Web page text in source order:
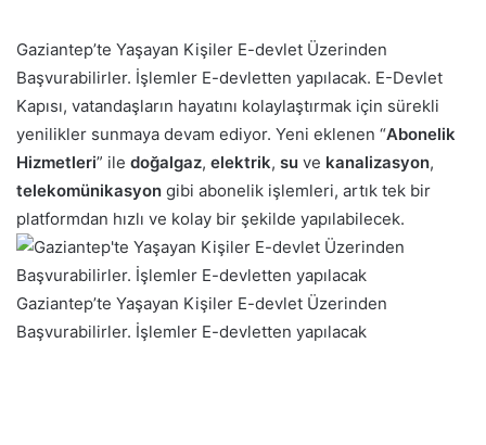
Gaziantep’te Yaşayan Kişiler E-devlet Üzerinden
Başvurabilirler. İşlemler E-devletten yapılacak. E-Devlet
Kapısı, vatandaşların hayatını kolaylaştırmak için sürekli
yenilikler sunmaya devam ediyor. Yeni eklenen “Abonelik
Hizmetleri” ile doğalgaz, elektrik, su ve kanalizasyon,
telekomünikasyon gibi abonelik işlemleri, artık tek bir
platformdan hızlı ve kolay bir şekilde yapılabilecek.
Gaziantep’te Yaşayan Kişiler E-devlet Üzerinden
Başvurabilirler. İşlemler E-devletten yapılacak